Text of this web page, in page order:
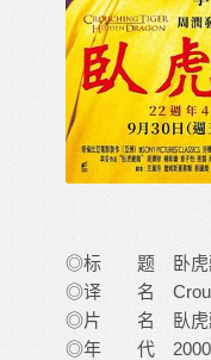
◎标 题 卧虎
◎译 名
◎片 名 臥虎
◎年 代 2000